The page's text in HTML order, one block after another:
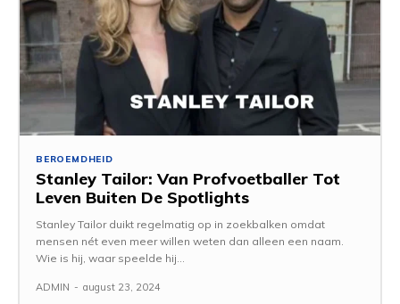
BEROEMDHEID
Stanley Tailor: Van Profvoetballer Tot
Leven Buiten De Spotlights
Stanley Tailor duikt regelmatig op in zoekbalken omdat
mensen nét even meer willen weten dan alleen een naam.
Wie is hij, waar speelde hij...
ADMIN - august 23, 2024